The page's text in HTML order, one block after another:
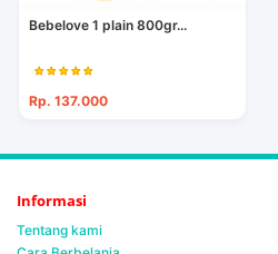
Bebelove 1 plain 800gr...
Rp. 137.000
Informasi
Tentang kami